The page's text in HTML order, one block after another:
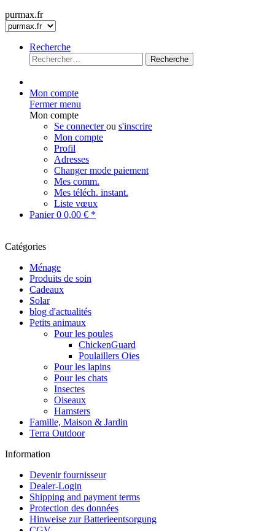
purmax.fr
Recherche
Recherche
Mon compte
Fermer menu
Mon compte
Se connecterou s'inscrire
Mon compte
Profil
Adresses
Changer mode paiement
Mes comm.
Mes téléch. instant.
Liste vœux
Panier0 0,00 € *
Catégories
Ménage
Produits de soin
Cadeaux
Solar
blog d'actualités
Petits animaux
Pour les poules
ChickenGuard
Poulaillers Oies
Pour les lapins
Pour les chats
Insectes
Oiseaux
Hamsters
Famille, Maison & Jardin
Terra Outdoor
Information
Devenir fournisseur
Dealer-Login
Shipping and payment terms
Protection des données
Hinweise zur Batterieentsorgung